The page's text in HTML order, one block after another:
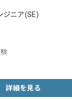
ジニア(SE)
詳細を見る